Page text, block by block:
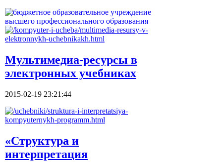
Мультимедиа-ресурсы в
электронных учебниках
2015-02-19 23:21:44
«Структура и
интерпретация